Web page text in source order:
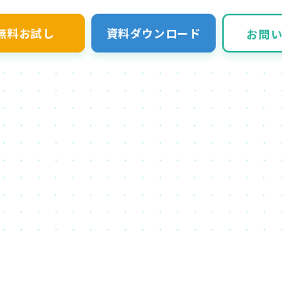
料お試し 資料ダウンロード お問